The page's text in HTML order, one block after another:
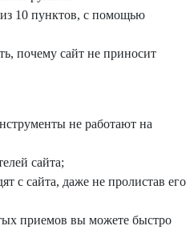
10 пунктов, с помощью
почему сайт не приносит
не работают на
сайта;
с сайта, даже не пролистав его
приемов вы можете быстро